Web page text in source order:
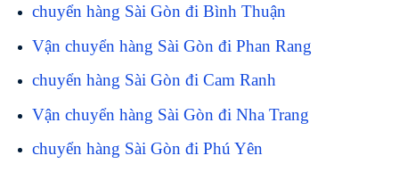
chuyển hàng Sài Gòn đi Bình Thuận
Vận chuyển hàng Sài Gòn đi Phan Rang
chuyển hàng Sài Gòn đi Cam Ranh
Vận chuyển hàng Sài Gòn đi Nha Trang
chuyển hàng Sài Gòn đi Phú Yên